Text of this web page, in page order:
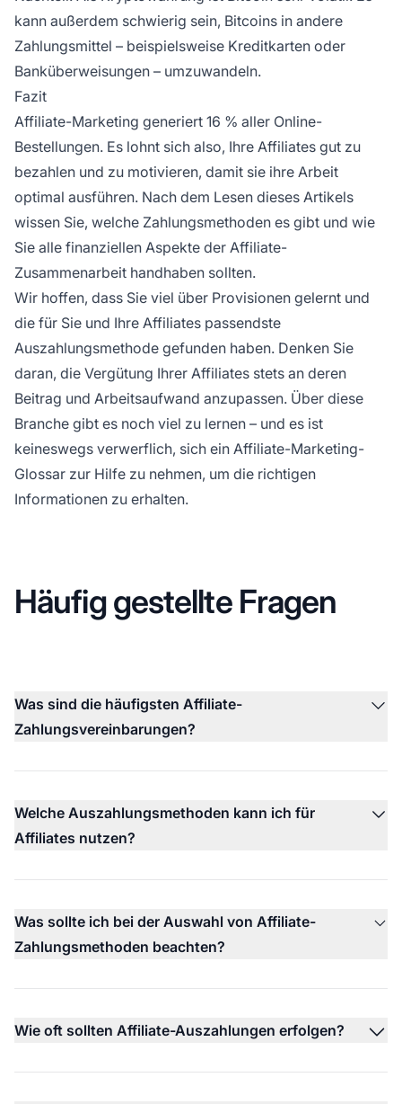
kann außerdem schwierig sein, Bitcoins in andere
Zahlungsmittel – beispielsweise Kreditkarten oder
Banküberweisungen – umzuwandeln.
Fazit
Affiliate-Marketing generiert 16 % aller Online-
Bestellungen. Es lohnt sich also, Ihre Affiliates gut zu
bezahlen und zu motivieren, damit sie ihre Arbeit
optimal ausführen. Nach dem Lesen dieses Artikels
wissen Sie, welche Zahlungsmethoden es gibt und wie
Sie alle finanziellen Aspekte der Affiliate-
Zusammenarbeit handhaben sollten.
Wir hoffen, dass Sie viel über Provisionen gelernt und
die für Sie und Ihre Affiliates passendste
Auszahlungsmethode gefunden haben. Denken Sie
daran, die Vergütung Ihrer Affiliates stets an deren
Beitrag und Arbeitsaufwand anzupassen. Über diese
Branche gibt es noch viel zu lernen – und es ist
keineswegs verwerflich, sich ein Affiliate-Marketing-
Glossar zur Hilfe zu nehmen, um die richtigen
Informationen zu erhalten.
Häufig gestellte Fragen
Was sind die häufigsten Affiliate-
Zahlungsvereinbarungen?
Welche Auszahlungsmethoden kann ich für
Affiliates nutzen?
Was sollte ich bei der Auswahl von Affiliate-
Zahlungsmethoden beachten?
Wie oft sollten Affiliate-Auszahlungen erfolgen?